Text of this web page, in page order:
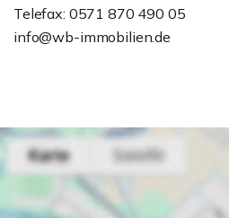
Telefax: 0571 870 490 05
info@wb-immobilien.de